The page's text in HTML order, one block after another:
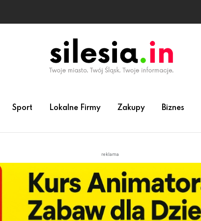
Sport Lokalne Firmy Zakupy Biznes
reklama